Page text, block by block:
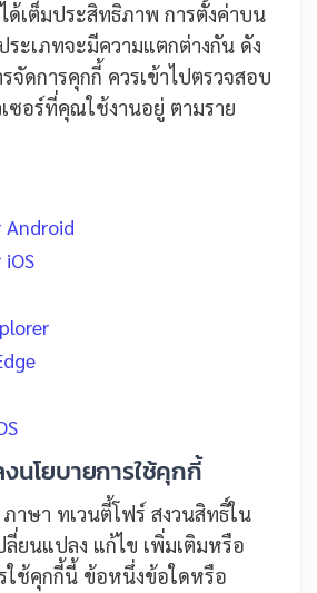
ด้เต็มประสิทธิภาพ การตั้งค่าบน
ระเภทจะมีความแตกต่างกัน ดัง
ดการคุกกี้ ควรเข้าไปตรวจสอบ
ซอร์ที่คุณใช้งานอยู่ ตามราย
Android
นโยบายการใช้คุกกี้
าษา ทเวนตี้โฟร์ สงวนสิทธิ์ใน
ลี่ยนแปลง แก้ไข เพิ่มเติมหรือ
ใช้คุกกี้นี้ ข้อหนึ่งข้อใดหรือ